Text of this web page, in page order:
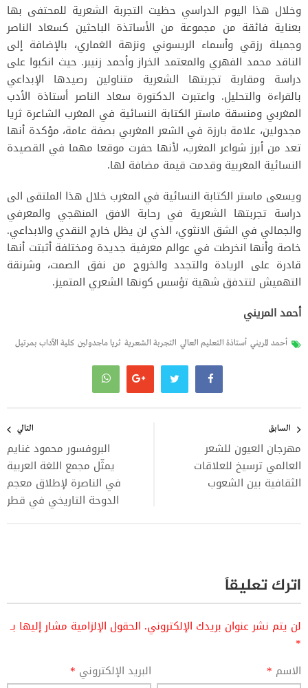
وخلال هذا اليوم الدراسي حظيت التجربة الشعرية للمحتفى بها
بعناية فائقة من مجموعة من الأساتذة الباحثين كسعاد الناصر
وجميلة رزقي وأسماء الريسوني ونزهة الغماري، بالإضافة إلى
الناقد محمد الفهري والمعتمد الخراز وأحمد زنيبر. حيث انكبوا على
دراسة ومقاربة تجربتها الشعرية متناولين رصيدها الإبداعي
بالقراءة والتحليل. واعتبرت الدكتورة سعاد الناصر أستاذة الأدب
المغربي ومنسقة ماستر الكتابة النسائية في المغرب الشاعرة ثريا
مجدولين، علامة بارزة في الشعر المغربي بصفة عامة، مؤكدة أنها
تعد من أبرز شواعر المغرب، لأنها حفرت موقعا مهما في القصيدة
النسائية المغربية وقدمت قيمة مضافة لها.
ويسعى ماستر الكتابة النسائية في المغرب خلال هذا الملتقى الى
دراسة تجربتها الشعرية في رحابة الافق المنهجي والمعرفي
والجمالي في الشق الانثوي، الذي لن يظل خارج النقدي والابداعي.
خاصة وأنها انخرطت في عوالم معرفية جديدة ومختلفة أثبتت أنها
قادرة على الريادة والتجدد والخروج من نفق الصمت، وشرنقة
التهميش لتتدفق شهية تؤسس كونها الشعري المتميز.
أحمد المريني
أحمد المريني أستاذة التعليم العالي التجربة الشعرية ثريا ماجدولين كلية الآداب بمرتيل
المقالات
السابق
مهرجان العيون للشعر
العالمي ترسيخ للعلاقات
الثقافية بين الشعوب
التالي
البروفسور محمود غنايم
يمثّل مجمع اللغة العربية
في الناصرة لإطلاق معجم
الدوحة التاريخي في قطر
اترك تعليقاً
لن يتم نشر عنوان بريدك الإلكتروني. الحقول الإلزامية مشار إليها بـ
*
الاسم * البريد الإلكتروني *